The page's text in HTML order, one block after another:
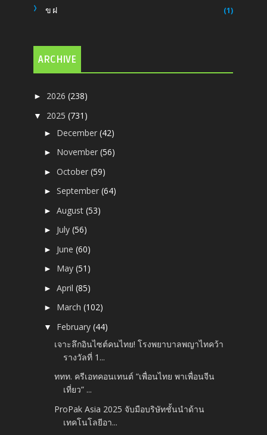
ขฝ (1)
ARCHIVE
► 2026(238)
▼ 2025(731)
► December(42)
► November(56)
►October(59)
►September(64)
►August(53)
► July(56)
► June(60)
► May(51)
►April(85)
► March(102)
▼ February(44)
เจาะลึกอินไซต์คนไทย! โรงพยาบาลพญาไทคว้า
รางวัลที่ 1...
ททท. ครีเอทคอนเทนต์ “เพื่อนไทย พาเพื่อนจีน
เที่ยว” ...
ProPak Asia 2025 จับมือบริษัทชั้นนำด้าน
เทคโนโลยีอา...